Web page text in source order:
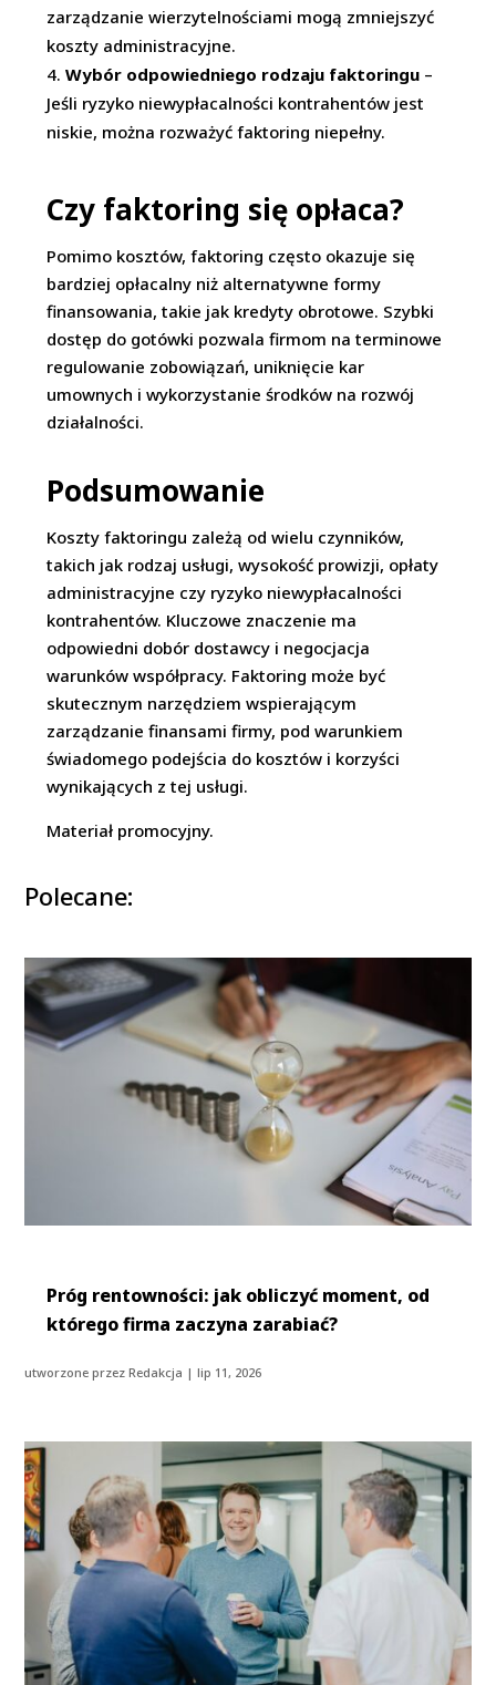
zarządzanie wierzytelnościami mogą zmniejszyć
koszty administracyjne.
Wybór odpowiedniego rodzaju faktoringu –
Jeśli ryzyko niewypłacalności kontrahentów jest
niskie, można rozważyć faktoring niepełny.
Czy faktoring się opłaca?
Pomimo kosztów, faktoring często okazuje się
bardziej opłacalny niż alternatywne formy
finansowania, takie jak kredyty obrotowe. Szybki
dostęp do gotówki pozwala firmom na terminowe
regulowanie zobowiązań, uniknięcie kar
umownych i wykorzystanie środków na rozwój
działalności.
Podsumowanie
Koszty faktoringu zależą od wielu czynników,
takich jak rodzaj usługi, wysokość prowizji, opłaty
administracyjne czy ryzyko niewypłacalności
kontrahentów. Kluczowe znaczenie ma
odpowiedni dobór dostawcy i negocjacja
warunków współpracy. Faktoring może być
skutecznym narzędziem wspierającym
zarządzanie finansami firmy, pod warunkiem
świadomego podejścia do kosztów i korzyści
wynikających z tej usługi.
Materiał promocyjny.
Polecane:
Próg rentowności: jak obliczyć moment, od
którego firma zaczyna zarabiać?
utworzone przezRedakcja |lip 11, 2026